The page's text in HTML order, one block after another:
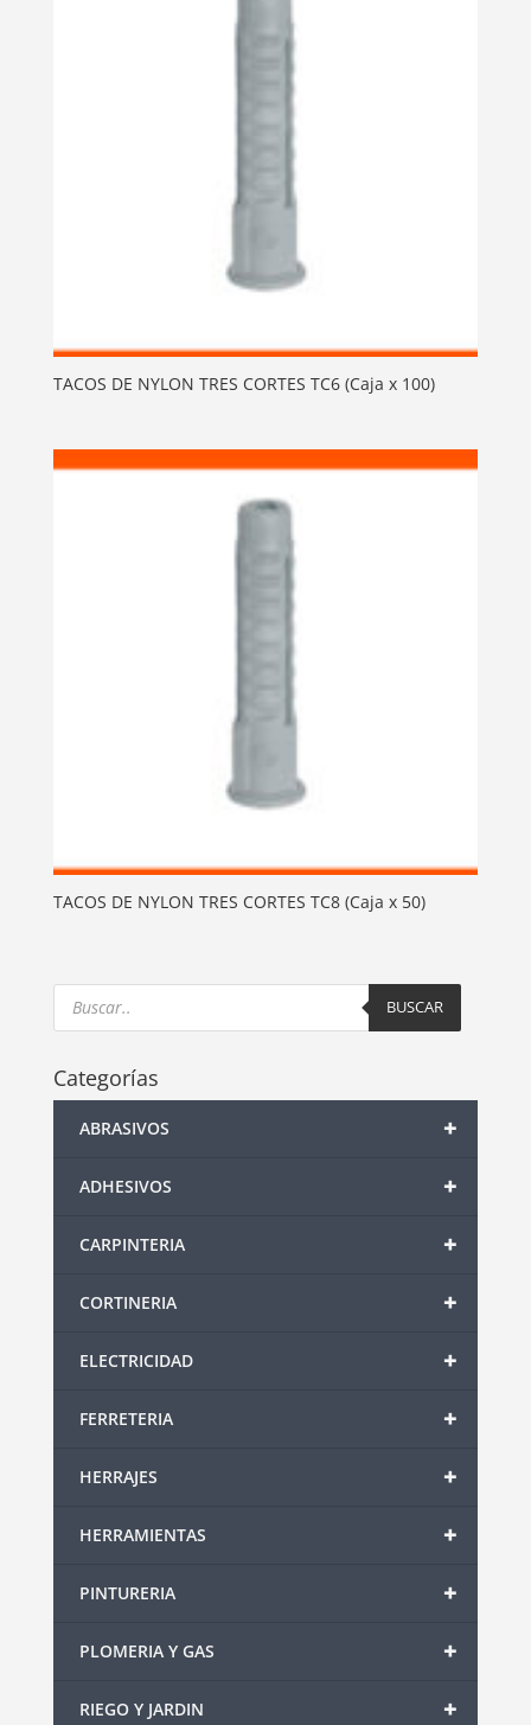
TACOS DE NYLON TRES CORTES TC6 (Caja x 100)
TACOS DE NYLON TRES CORTES TC8 (Caja x 50)
Products
search BUSCAR
Categorías
+
ABRASIVOS
+
ADHESIVOS
+
CARPINTERIA
+
CORTINERIA
+
ELECTRICIDAD
+
FERRETERIA
+
HERRAJES
+
HERRAMIENTAS
+
PINTURERIA
+
PLOMERIA Y GAS
+
RIEGO Y JARDIN